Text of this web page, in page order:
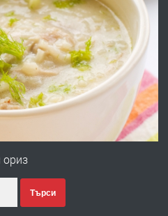
преди 1 година
за общи работници
преди 1 година
"По стъпките на Ангел
ориз
Търси